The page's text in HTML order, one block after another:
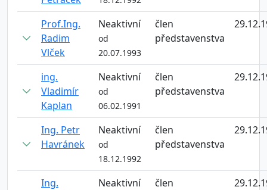
Prof.Ing.
Radim
Vlček
Neaktivní
od
20.07.1993
člen
představenstva
ing.
Vladimír
Kaplan
Neaktivní
od
06.02.1991
člen
představenstva
Ing. Petr
Havránek
Neaktivní
od
18.12.1992
člen
představenstva
Ing.
Neaktivní
člen